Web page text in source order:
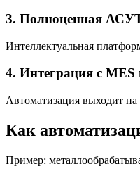
3. Полноценная
Интеллектуальная
4. Интеграция с MES
Автоматизация выходит
Как
Пример: